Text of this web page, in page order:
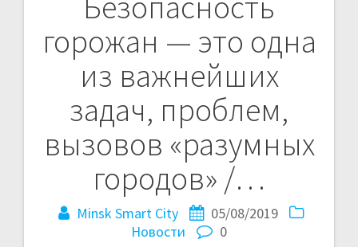
горожан — это одна
из важнейших
задач, проблем,
вызовов «разумных
городов» /…
Minsk Smart City
05/08/2019
Новости
0
Навигация
по
записям